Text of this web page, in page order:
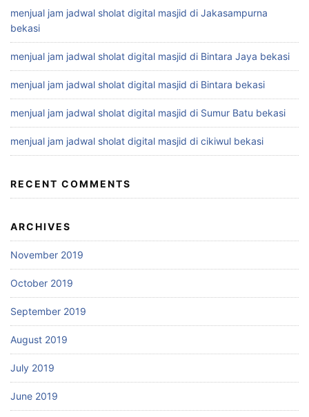
menjual jam jadwal sholat digital masjid di Jakasampurna
bekasi
menjual jam jadwal sholat digital masjid di Bintara Jaya bekasi
menjual jam jadwal sholat digital masjid di Bintara bekasi
menjual jam jadwal sholat digital masjid di Sumur Batu bekasi
menjual jam jadwal sholat digital masjid di cikiwul bekasi
RECENT COMMENTS
ARCHIVES
November 2019
October 2019
September 2019
August 2019
July 2019
June 2019